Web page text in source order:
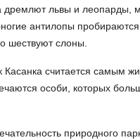
дремлют львы и леопарды,
антилопы
шествуют слоны.
Касанка считается самым
особи, которых
природного